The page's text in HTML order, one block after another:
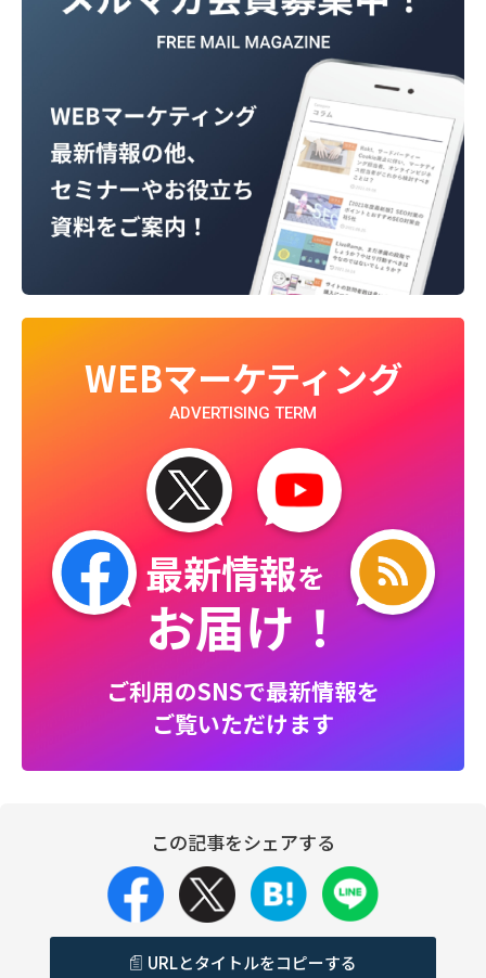
WEBマーケティング
ADVERTISING TERM
最新情報を
お届け！
ご利用のSNSで最新情報を
ご覧いただけます
この記事をシェアする
URLとタイトルをコピーする